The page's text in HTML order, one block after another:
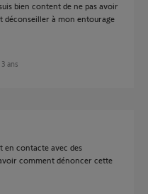
bien content de ne pas avoir
déconseiller à mon entourage
3 ans
en contacte avec des
comment dénoncer cette